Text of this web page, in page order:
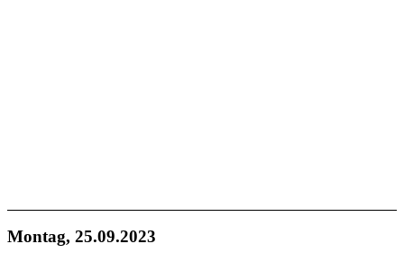
Montag, 25.09.2023